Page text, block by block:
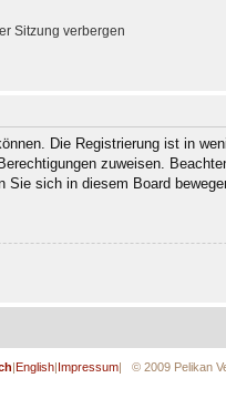
Sitzung verbergen
Die Registrierung ist in
zuweisen.
Sie sich in diesem Board
English Impressum | © 2009 Pelikan